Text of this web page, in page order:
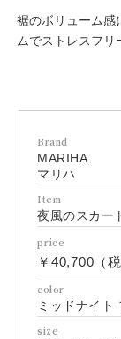
裾のボリューム感
ムでストレスフリ
Brand
MARIHA
マリハ
Item
夜風のスカー
price
￥40,700（税
color
ミッドナイト
size